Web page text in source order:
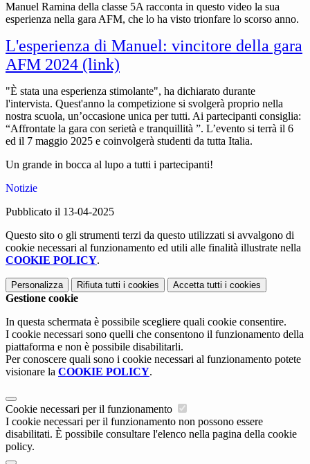
Manuel Ramina della classe 5A racconta in questo video la sua
esperienza nella gara AFM, che lo ha visto trionfare lo scorso anno.
L'esperienza di Manuel: vincitore della gara
AFM 2024 (link)
"È stata una esperienza stimolante", ha dichiarato durante
l'intervista. Quest'anno la competizione si svolgerà proprio nella
nostra scuola, un’occasione unica per tutti. Ai partecipanti consiglia:
“Affrontate la gara con serietà e tranquillità ”. L’evento si terrà il 6
ed il 7 maggio 2025 e coinvolgerà studenti da tutta Italia.
Un grande in bocca al lupo a tutti i partecipanti!
Notizie
Pubblicato il 13-04-2025
Questo sito o gli strumenti terzi da questo utilizzati si avvalgono di
cookie necessari al funzionamento ed utili alle finalità illustrate nella
COOKIE POLICY.
Personalizza Rifiuta tutti i cookies Accetta tutti i cookies
Gestione cookie
In questa schermata è possibile scegliere quali cookie consentire.
I cookie necessari sono quelli che consentono il funzionamento della
piattaforma e non è possibile disabilitarli.
Per conoscere quali sono i cookie necessari al funzionamento potete
visionare la COOKIE POLICY.
Cookie necessari per il funzionamento
I cookie necessari per il funzionamento non possono essere
disabilitati. È possibile consultare l'elenco nella pagina della cookie
policy.